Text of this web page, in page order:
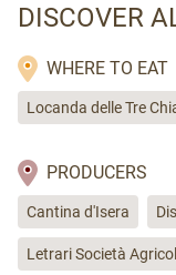
DISCOVER
WHERE TO EAT
Locanda delle Tre
PRODUCERS
Cantina d'Isera
Letrari Società